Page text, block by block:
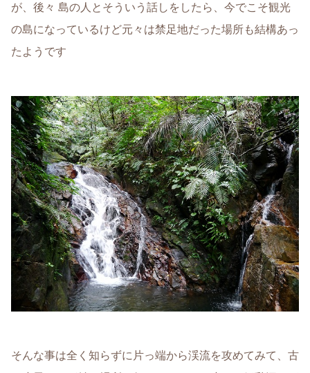
が、後々 島の人とそういう話しをしたら、今でこそ観光
の島になっているけど元々は禁足地だった場所も結構あっ
たようです
そんな事は全く知らずに片っ端から渓流を攻めてみて、古